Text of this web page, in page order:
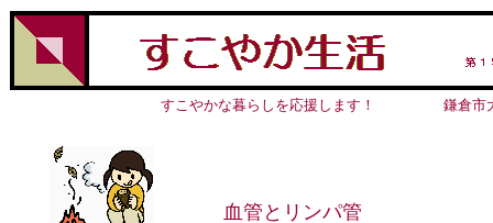
すこやかな暮らしを応援します！ 鎌倉
血管とリンパ管